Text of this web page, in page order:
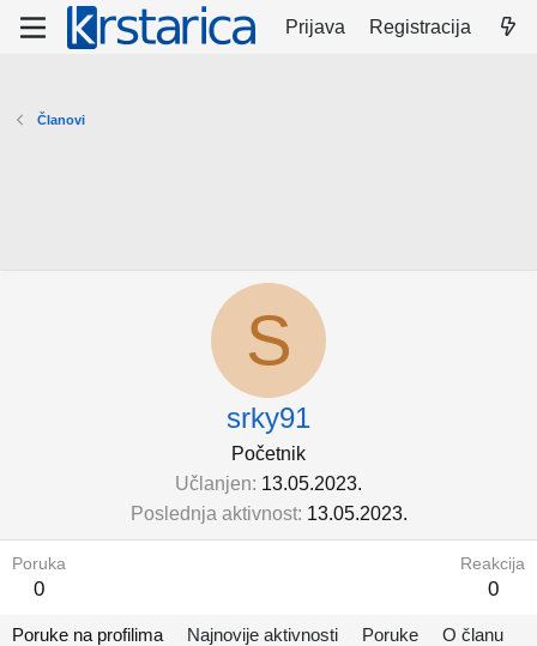
Prijava Registracija
Članovi
S
srky91
Početnik
Učlanjen 13.05.2023.
Poslednja aktivnost 13.05.2023.
Poruka
0
Reakcija
0
Poruke na profilima Najnovije aktivnosti Poruke O članu